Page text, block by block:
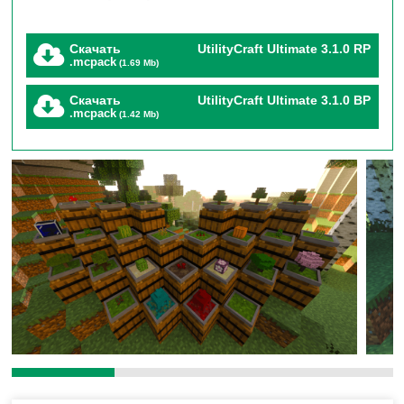
логистикой. Здесь даже алмазы выращивают на
грядках!
🔋Особенности, которые
меняют всё
Энергетическая система Dorios Energy (DE)
Генераторы: солнечные панели, магматоры
(работают на лаве), термогенераторы.
Аккумуляторы 4 уровней— от базовых до
Скачать
.mcpack (1.69 Mb)
UtilityCraft Ultimate 3.1.0 RP
Скачать
.mcpack (1.42 Mb)
UtilityCraft Ultimate 3.1.0 BP